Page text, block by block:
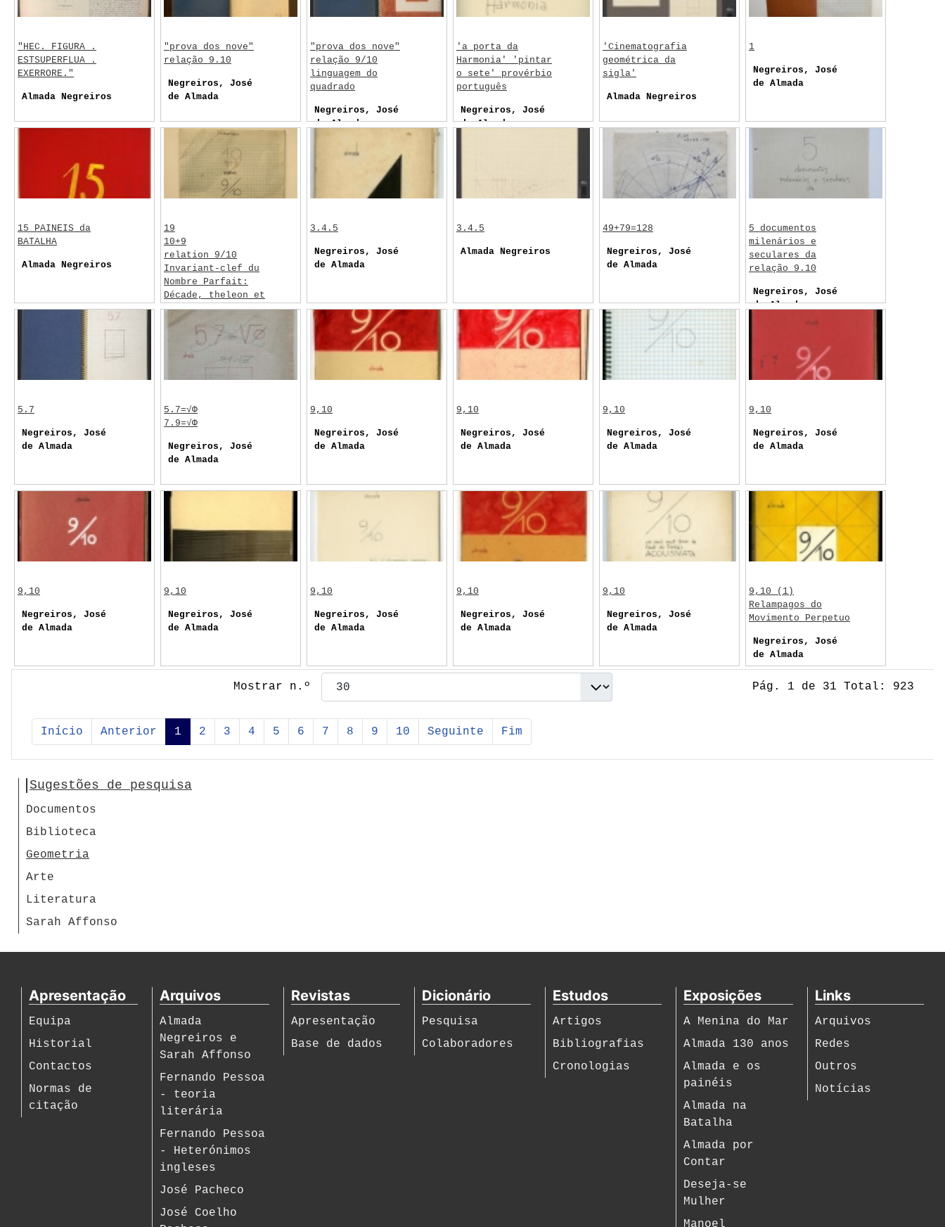
Mostrar n.º Pág. 1 de 31 Total: 923
Início Anterior 1 2 3 4 5 6 7 8 9 10 Seguinte Fim
"HEC. FIGURA .
ESTSUPERFLUA .
EXERRORE."
Almada Negreiros
"prova dos nove"
relação 9.10
Negreiros, José
de Almada
"prova dos nove"
relação 9/10
linguagem do
quadrado
Negreiros, José
de Almada
'a porta da
Harmonia' 'pintar
o sete' provérbio
português
Negreiros, José
de Almada
'Cinematografia
geométrica da
sigla'
Almada Negreiros
1
Negreiros, José
de Almada
15 PAINEIS da
BATALHA
Almada Negreiros
19
10+9
relation 9/10
Invariant-clef du
Nombre Parfait:
Décade, theleon et
nombre d’or
Negreiros, José
de Almada
3.4.5
Negreiros, José
de Almada
3.4.5
Almada Negreiros
49+79=128
Negreiros, José
de Almada
5 documentos
milenários e
seculares da
relação 9.10
Negreiros, José
de Almada
5.7
Negreiros, José
de Almada
5.7=√Φ
7.9=√Φ
Negreiros, José
de Almada
9,10
Negreiros, José
de Almada
9,10
Negreiros, José
de Almada
9,10
Negreiros, José
de Almada
9,10
Negreiros, José
de Almada
9,10
Negreiros, José
de Almada
9,10
Negreiros, José
de Almada
9,10
Negreiros, José
de Almada
9,10
Negreiros, José
de Almada
9,10
Negreiros, José
de Almada
9,10 (1)
Relampagos do
Movimento Perpetuo
Negreiros, José
de Almada
Sugestões de pesquisa
Documentos
Biblioteca
Geometria
Arte
Literatura
Sarah Affonso
Apresentação
Equipa
Historial
Contactos
Normas de
citação
Arquivos
Almada
Negreiros e
Sarah Affonso
Fernando Pessoa
- teoria
literária
Fernando Pessoa
- Heterónimos
ingleses
José Pacheco
José Coelho
Revistas
Apresentação
Base de dados
Dicionário
Pesquisa
Colaboradores
Estudos
Artigos
Bibliografias
Cronologias
Exposições
A Menina do Mar
Almada 130 anos
Almada e os
painéis
Almada na
Batalha
Almada por
Contar
Deseja-se
Mulher
Manoel
Links
Arquivos
Redes
Outros
Notícias